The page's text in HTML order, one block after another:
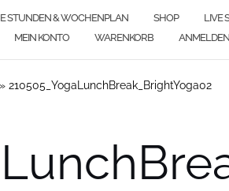
STUNDEN & WOCHENPLAN SHOP LIVE
MEIN KONTO WARENKORB ANMELDEN
» 210505_YogaLunchBreak_BrightYoga02